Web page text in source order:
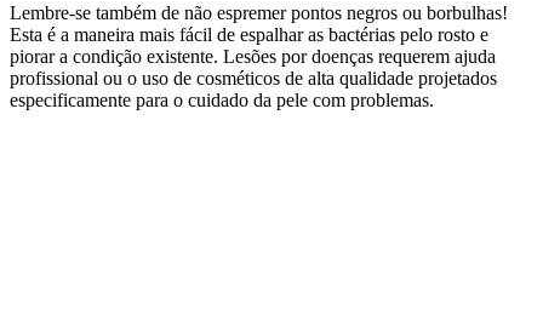
Lembre-se também de não espremer pontos negros ou borbulhas!
Esta é a maneira mais fácil de espalhar as bactérias pelo rosto e
piorar a condição existente. Lesões por doenças requerem ajuda
profissional ou o uso de cosméticos de alta qualidade projetados
especificamente para o cuidado da pele com problemas.